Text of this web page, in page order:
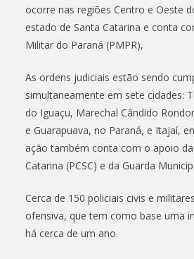
ocorre nas regiões Centro e Oeste
estado de Santa Catarina e conta
Militar do Paraná (PMPR),
As ordens judiciais estão sendo
simultaneamente em sete cidades:
do Iguaçu, Marechal Cândido
e Guarapuava, no Paraná, e Itajaí,
ação também conta com o apoio da
Catarina (PCSC) e da Guarda
Cerca de 150 policiais civis e
ofensiva, que tem como base uma
há cerca de um ano.